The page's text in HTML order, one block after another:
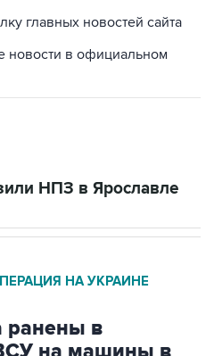
главных новостей сайта
новости в официальном
НПЗ в Ярославле
НА УКРАИНЕ
ранены в